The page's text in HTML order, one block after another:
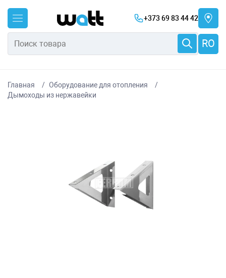
+373 69 83 44 42
RO
Главная
Оборудование для отопления
Дымоходы из нержавейки